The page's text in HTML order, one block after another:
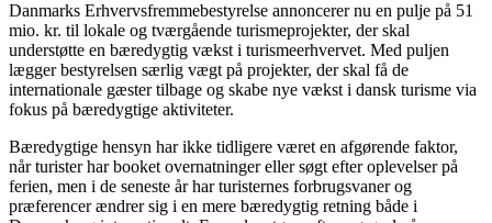
Danmarks Erhvervsfremmebestyrelse annoncerer nu en pulje på 51
mio. kr. til lokale og tværgående turismeprojekter, der skal
understøtte en bæredygtig vækst i turismeerhvervet. Med puljen
lægger bestyrelsen særlig vægt på projekter, der skal få de
internationale gæster tilbage og skabe nye vækst i dansk turisme via
fokus på bæredygtige aktiviteter.
Bæredygtige hensyn har ikke tidligere været en afgørende faktor,
når turister har booket overnatninger eller søgt efter oplevelser på
ferien, men i de seneste år har turisternes forbrugsvaner og
præferencer ændrer sig i en mere bæredygtig retning både i